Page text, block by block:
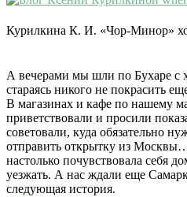
Курилкина К. И. «Чор-Минор»
А вечерами мы шли по Бухаре с
стараясь никого не покрасить
В магазинах и кафе по нашему
приветствовали и просили
советовали, куда обязательно
отправить открытку из
настолько почувствовала себя
уезжать. А нас ждали еще
следующая история.